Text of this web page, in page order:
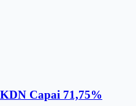
Capai 71,75%